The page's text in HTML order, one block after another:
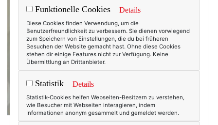
Funktionelle Cookies Details
Diese Cookies finden Verwendung, um die
Benutzerfreundlichkeit zu verbessern. Sie dienen vorwiegend
zum Speichern von Einstellungen, die du bei früheren
Besuchen der Website gemacht hast. Ohne diese Cookies
stehen dir einige Features nicht zur Verfügung. Keine
Übermittlung an Drittanbieter.
Statistik Details
Statistik-Cookies helfen Webseiten-Besitzern zu verstehen,
wie Besucher mit Webseiten interagieren, indem
Informationen anonym gesammelt und gemeldet werden.